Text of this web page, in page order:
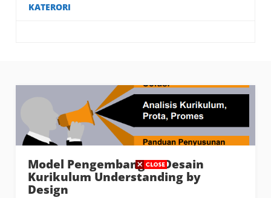
KATERORI
Model Pengembangan Desain
Kurikulum Understanding by
Design